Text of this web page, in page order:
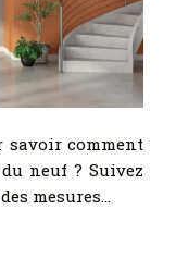
savoir comment
neuf ? Suivez
mesures…